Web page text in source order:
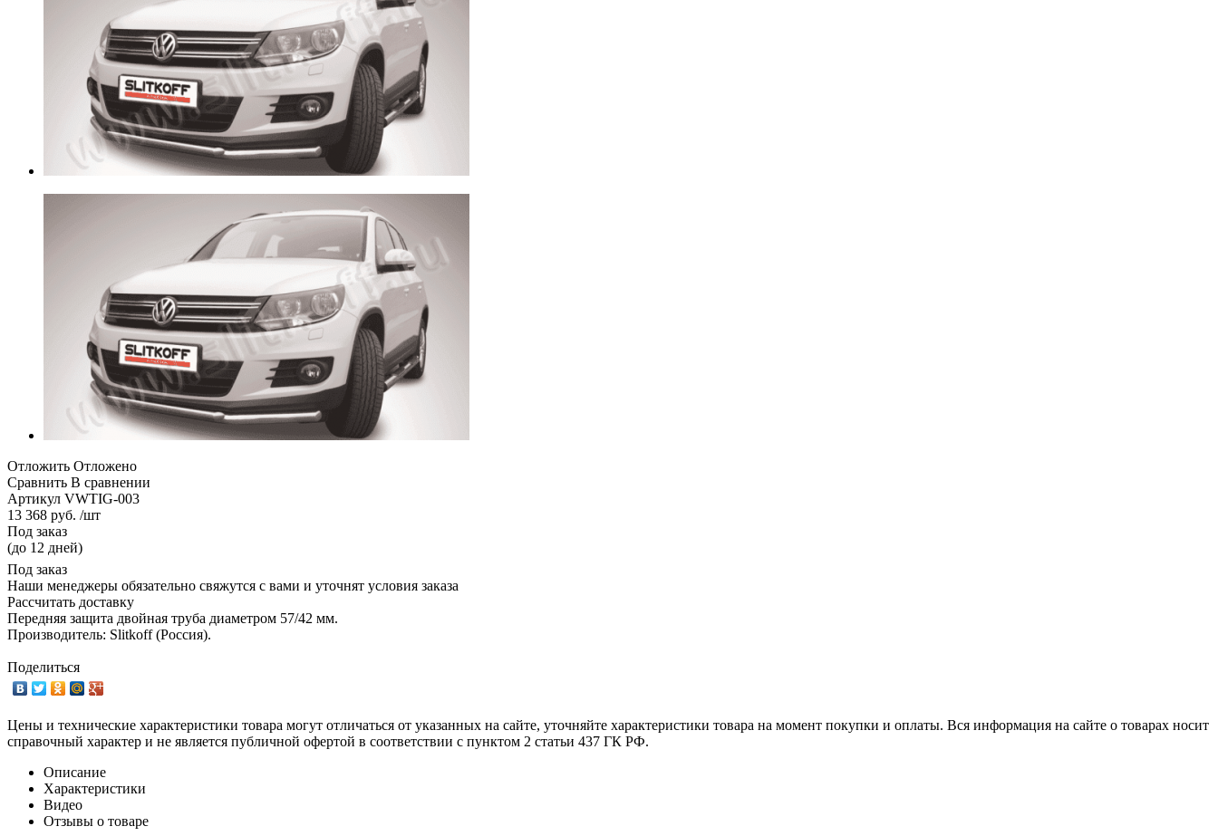
Отложить Отложено
Сравнить В сравнении
Артикул VWTIG-003
13 368 руб. /шт
Под заказ
(до 12 дней)
Под заказ
Наши менеджеры обязательно свяжутся с вами и уточнят условия заказа
Рассчитать доставку
Передняя защита двойная труба диаметром 57/42 мм.
Производитель: Slitkoff (Россия).
Поделиться
Цены и технические характеристики товара могут отличаться от указанных на сайте, уточняйте характеристики товара на момент покупки и оплаты. Вся информация на сайте о товарах носит
справочный характер и не является публичной офертой в соответствии с пунктом 2 статьи 437 ГК РФ.
Описание
Характеристики
Видео
Отзывы о товаре